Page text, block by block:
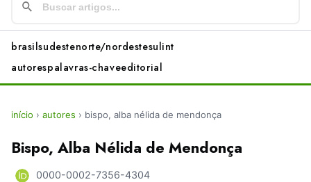
brasilsudestenorte/nordestesulint
autorespalavras-chaveeditorial
início › autores › bispo, alba nélida de mendonça
Bispo, Alba Nélida de Mendonça
0000-0002-7356-4304